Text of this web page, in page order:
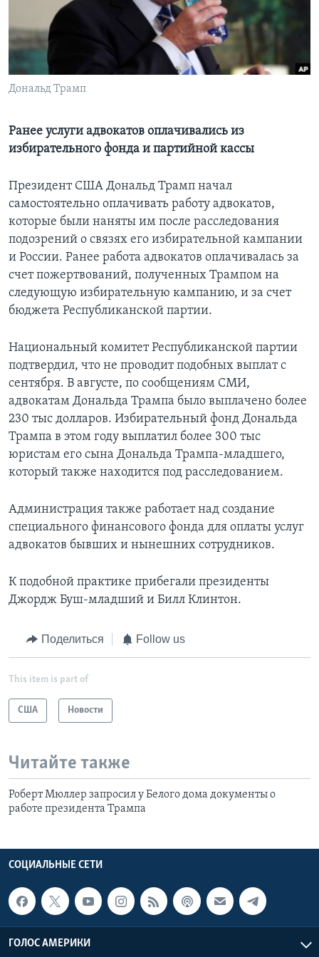
Learning English
СОЦИАЛЬНЫЕ СЕТИ
Языки
Дональд Трамп
Ранее услуги адвокатов оплачивались из
избирательного фонда и партийной кассы
Президент США Дональд Трамп начал
самостоятельно оплачивать работу адвокатов,
которые были наняты им после расследования
подозрений о связях его избирательной кампании
и России. Ранее работа адвокатов оплачивалась за
счет пожертвований, полученных Трампом на
следующую избирательную кампанию, и за счет
бюджета Республиканской партии.
Национальный комитет Республиканской партии
подтвердил, что не проводит подобных выплат с
сентября. В августе, по сообщениям СМИ,
адвокатам Дональда Трампа было выплачено более
230 тыс долларов. Избирательный фонд Дональда
Трампа в этом году выплатил более 300 тыс
юристам его сына Дональда Трампа-младшего,
который также находится под расследованием.
Администрация также работает над создание
специального финансового фонда для оплаты услуг
адвокатов бывших и нынешних сотрудников.
К подобной практике прибегали президенты
Джордж Буш-младший и Билл Клинтон.
Поделиться Follow us
This item is part of
США Новости
Читайте также
Роберт Мюллер запросил у Белого дома документы о
работе президента Трампа
СОЦИАЛЬНЫЕ СЕТИ
ГОЛОС АМЕРИКИ